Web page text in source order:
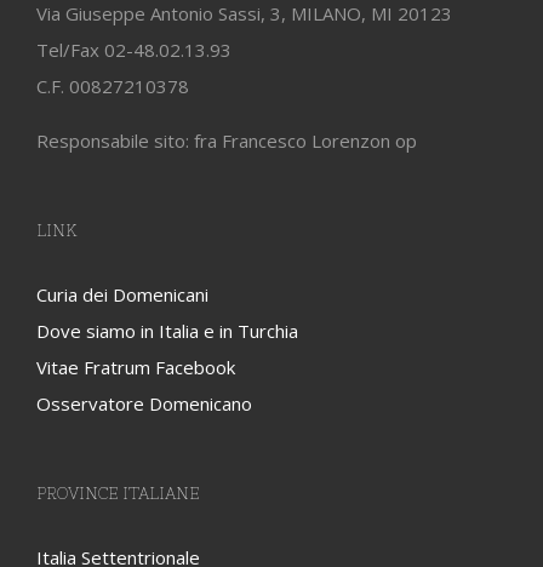
Via Giuseppe Antonio Sassi, 3, MILANO, MI 20123
Tel/Fax 02-48.02.13.93
C.F. 00827210378
Responsabile sito: fra Francesco Lorenzon op
LINK
Curia dei Domenicani
Dove siamo in Italia e in Turchia
Vitae Fratrum Facebook
Osservatore Domenicano
PROVINCE ITALIANE
Italia Settentrionale